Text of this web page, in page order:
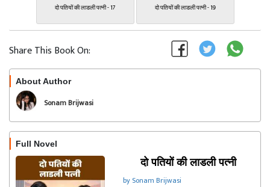
दो पतियों की लाडली पत्नी - 17 दो पतियों की लाडली पत्नी - 19
Share This Book On:
About Author
Sonam Brijwasi
Full Novel
दो पतियों की लाडली पत्नी
by Sonam Brijwasi